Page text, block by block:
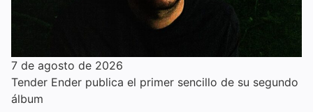
7 de agosto de 2026
Tender Ender publica el primer sencillo de su segundo
álbum